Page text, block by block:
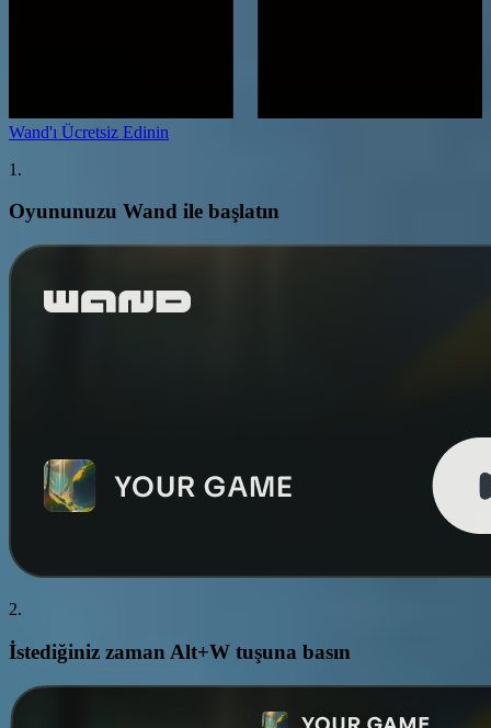
Wand'ı Ücretsiz Edinin
1.
Oyununuzu Wand ile başlatın
2.
İstediğiniz zaman Alt+W tuşuna basın